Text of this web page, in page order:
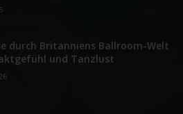
durch Britanniens Ballroom-Welt
und Tanzlust